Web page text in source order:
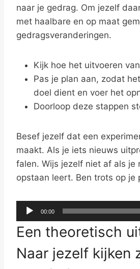
naar je gedrag. Om jezelf
met haalbare en op maat
gedragsveranderingen.
Kijk hoe het uitvoeren
Pas je plan aan, zodat
doel dient en voer het
Doorloop deze stappen
Besef jezelf dat een
maakt. Als je iets nieuws
falen. Wijs jezelf niet af als je
opstaan leert. Ben trots op je
u
d
i
00:00
Een theoretisch
Naar jezelf kijken